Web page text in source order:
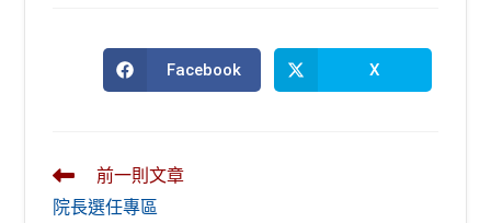
Opens
in
Facebook
Opens
in
X
Read
more
articles
前一則文章
院長選任專區